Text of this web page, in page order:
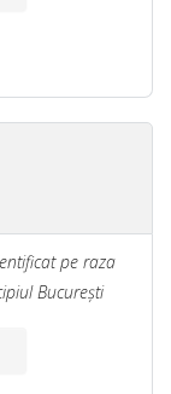
pe raza
Bucureşti